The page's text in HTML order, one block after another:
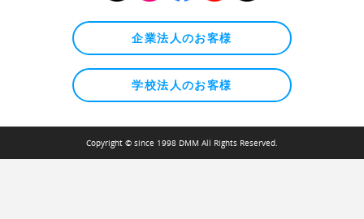
企業法人のお客様
学校法人のお客様
Copyright © since 1998 DMM All Rights Reserved.